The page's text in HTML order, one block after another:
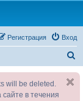
Вход
Регистрация
will be deleted.
в течения